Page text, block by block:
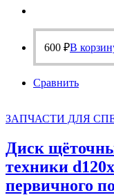
600 ₽В
Сравнить
ЗАПЧАСТИ ДЛЯ
Диск
техники
первичного